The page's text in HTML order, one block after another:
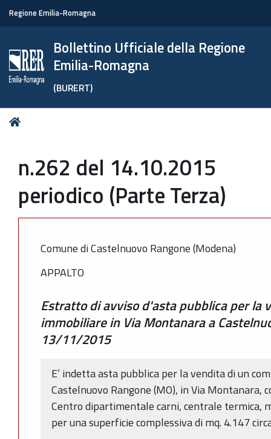
Regione Emilia-Romagna
Bollettino Ufficiale della Regione
Emilia-Romagna
(BURERT)
Tu
n.262 del 14.10.2015
periodico (Parte Terza)
Comune di Castelnuovo Rangone (Modena)
APPALTO
Estratto di avviso d'asta pubblica per la
immobiliare in Via Montanara a
13/11/2015
E’ indetta asta pubblica per la vendita di un
Castelnuovo Rangone (MO), in Via Montanara,
Centro dipartimentale carni, centrale termica,
per una superficie complessiva di mq. 4.147